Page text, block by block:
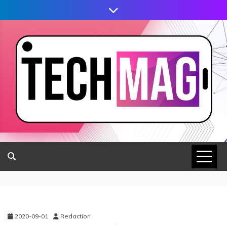
2020-09-01 Redaction